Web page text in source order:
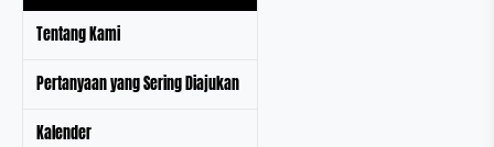
Tentang Kami
Pertanyaan yang Sering Diajukan
Kalender